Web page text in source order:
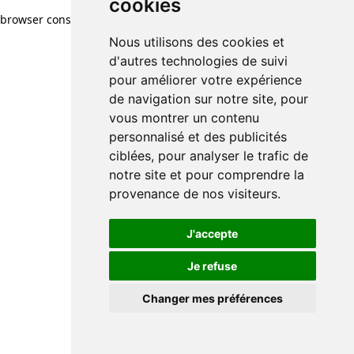
cookies
Nous utilisons des cookies et
d'autres technologies de suivi
pour améliorer votre expérience
de navigation sur notre site, pour
vous montrer un contenu
personnalisé et des publicités
ciblées, pour analyser le trafic de
notre site et pour comprendre la
provenance de nos visiteurs.
J'accepte
Je refuse
Changer mes préférences
browser console for more information)